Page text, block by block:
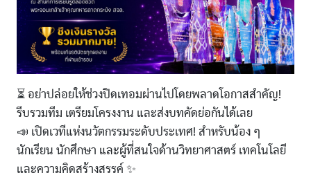
⏳ อย่าปล่อยให้ช่วงปิดเทอมผ่านไปโดยพลาดโอกาสสำคัญ!
รีบรวมทีม เตรียมโครงงาน และส่งบทคัดย่อกันได้เลย
📣 เปิดเวทีแห่งนวัตกรรมระดับประเทศ! สำหรับน้อง ๆ
นักเรียน นักศึกษา และผู้ที่สนใจด้านวิทยาศาสตร์ เทคโนโลยี
และความคิดสร้างสรรค์ ✨